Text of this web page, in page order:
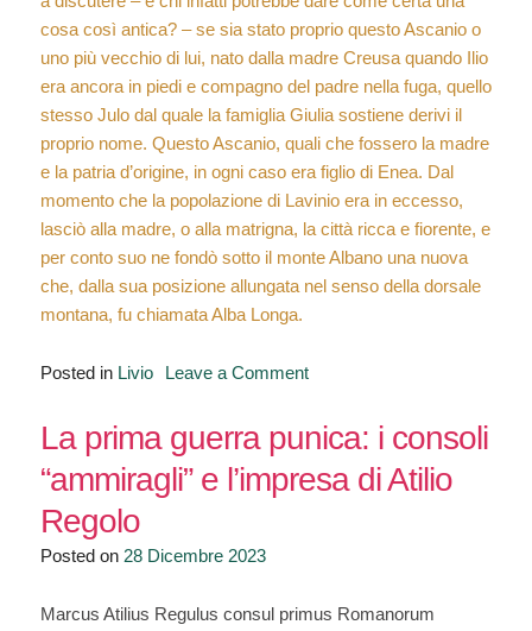
cosa così antica? – se sia stato proprio questo Ascanio o
uno più vecchio di lui, nato dalla madre Creusa quando Ilio
era ancora in piedi e compagno del padre nella fuga, quello
stesso Julo dal quale la famiglia Giulia sostiene derivi il
proprio nome. Questo Ascanio, quali che fossero la madre
e la patria d’origine, in ogni caso era figlio di Enea. Dal
momento che la popolazione di Lavinio era in eccesso,
lasciò alla madre, o alla matrigna, la città ricca e fiorente, e
per conto suo ne fondò sotto il monte Albano una nuova
che, dalla sua posizione allungata nel senso della dorsale
montana, fu chiamata Alba Longa.
Posted in Livio Leave a Commenton
Urbe
I,
La prima guerra punica: i consoli
“ammiragli” e l’impresa di Atilio
Regolo
Posted on 28 Dicembre 2023
Marcus Atilius Regulus consul primus Romanorum